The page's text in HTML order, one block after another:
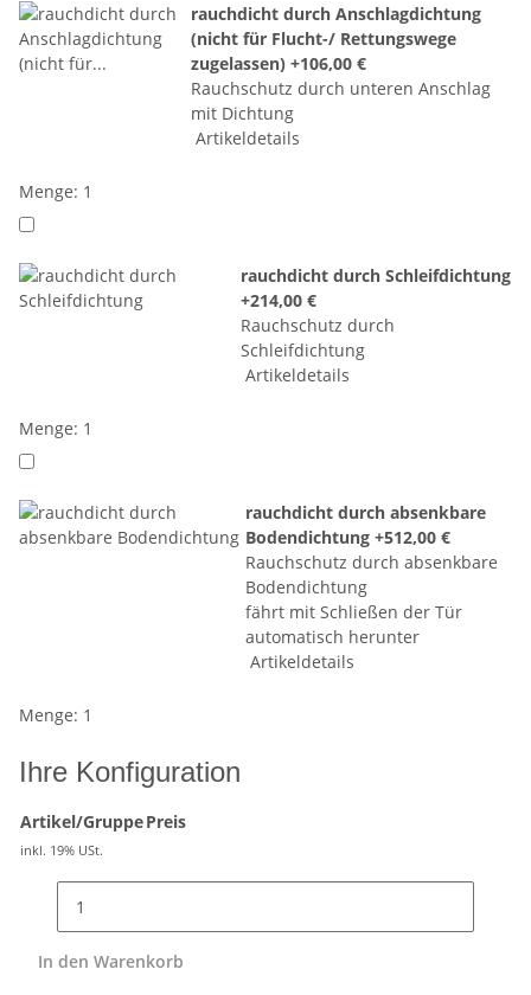
rauchdicht durch Anschlagdichtung
(nicht für Flucht-/ Rettungswege
zugelassen)+106,00 €
Rauchschutz durch unteren Anschlag
mit Dichtung
Artikeldetails
Menge: 1
rauchdicht durch Schleifdichtung
+214,00 €
Rauchschutz durch
Schleifdichtung
Artikeldetails
Menge: 1
rauchdicht durch absenkbare
Bodendichtung+512,00 €
Rauchschutz durch absenkbare
Bodendichtung
fährt mit Schließen der Tür
automatisch herunter
Artikeldetails
Menge: 1
Ihre Konfiguration
Artikel/GruppePreis
inkl. 19% USt.
In den Warenkorb